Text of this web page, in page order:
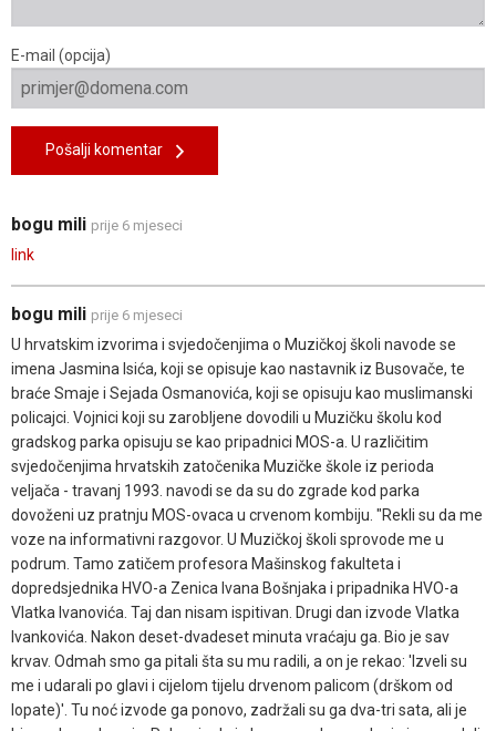
E-mail (opcija)
Pošalji komentar
bogu mili prije 6 mjeseci
link
bogu mili prije 6 mjeseci
U hrvatskim izvorima i svjedočenjima o Muzičkoj školi navode se
imena Jasmina Isića, koji se opisuje kao nastavnik iz Busovače, te
braće Smaje i Sejada Osmanovića, koji se opisuju kao muslimanski
policajci. Vojnici koji su zarobljene dovodili u Muzičku školu kod
gradskog parka opisuju se kao pripadnici MOS-a. U različitim
svjedočenjima hrvatskih zatočenika Muzičke škole iz perioda
veljača - travanj 1993. navodi se da su do zgrade kod parka
dovoženi uz pratnju MOS-ovaca u crvenom kombiju. "Rekli su da me
voze na informativni razgovor. U Muzičkoj školi sprovode me u
podrum. Tamo zatičem profesora Mašinskog fakulteta i
dopredsjednika HVO-a Zenica Ivana Bošnjaka i pripadnika HVO-a
Vlatka Ivanovića. Taj dan nisam ispitivan. Drugi dan izvode Vlatka
Ivankovića. Nakon deset-dvadeset minuta vraćaju ga. Bio je sav
krvav. Odmah smo ga pitali šta su mu radili, a on je rekao: 'Izveli su
me i udarali po glavi i cijelom tijelu drvenom palicom (drškom od
lopate)'. Tu noć izvode ga ponovo, zadržali su ga dva-tri sata, ali je